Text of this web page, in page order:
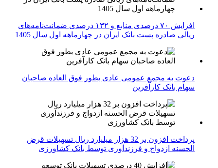
افزایش ۷۰ درصدی منابع و ۱۳۲ درصدی ضمانت‌نامه‌های
ریالی صادره پست بانک ایران در چهارماهه اول سال 1405
دعوت به مجمع عمومی عادی بطور فوق العاده صاحبان
سهام بانک کارآفرین
پرداخت افزون بر 32 هزار میلیارد ریال تسهیلات قرض
الحسنه ازدواج و فرزندآوری توسط بانک کشاورزی